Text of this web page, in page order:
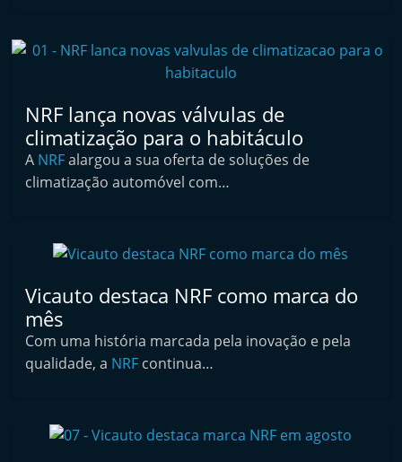
n
d
e
n
d
o
f
t
m
NRF lança novas válvulas de
climatização para o habitáculo
A NRFalargou a sua oferta de soluções de
climatização automóvel com…
Vicauto destaca NRF como marca do
mês
Com uma história marcada pela inovação e pela
qualidade, a NRF continua…